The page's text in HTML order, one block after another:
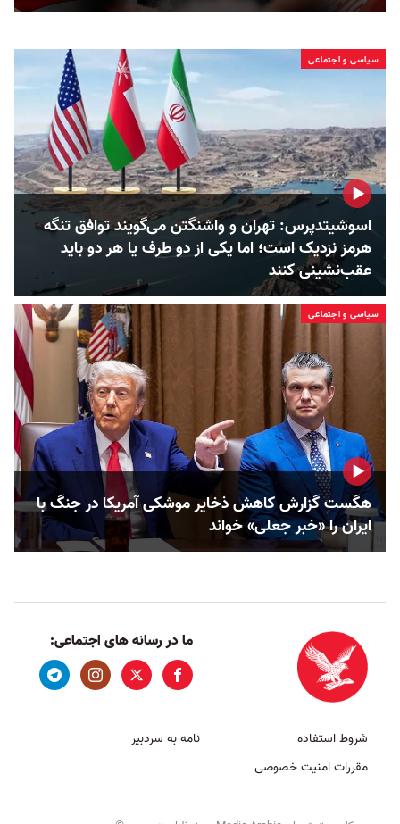
سیاسی و اجتماعی
اسوشیتدپرس: تهران و واشنگتن می‌گویند توافق تنگه
هرمز نزدیک است؛ اما یکی از دو طرف یا هر دو باید
عقب‌نشینی کنند
سیاسی و اجتماعی
هگست گزارش کاهش ذخایر موشکی آمریکا در جنگ با
ایران را «خبر جعلی» خواند
ما در رسانه های اجتماعی:
شروط استفاده
مقررات امنیت خصوصی
نامه به سردبیر